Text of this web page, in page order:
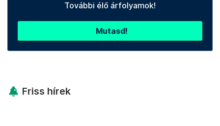
További élő árfolyamok!
Mutasd!
Friss hírek